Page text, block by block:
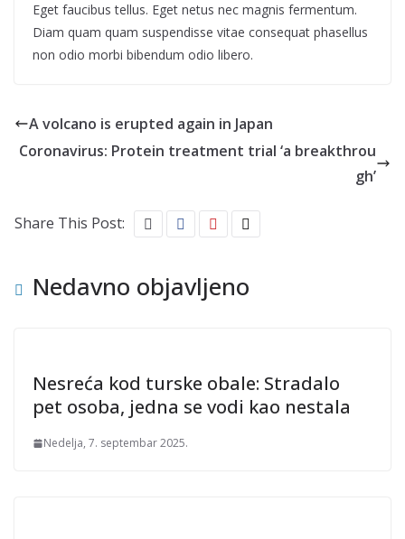
Eget faucibus tellus. Eget netus nec magnis fermentum.
Diam quam quam suspendisse vitae consequat phasellus
non odio morbi bibendum odio libero.
A volcano is erupted again in Japan
Coronavirus: Protein treatment trial ‘a breakthrou
gh’
Share This Post:
Nedavno objavljeno
Nesreća kod turske obale: Stradalo
pet osoba, jedna se vodi kao nestala
Nedelja, 7. septembar 2025.